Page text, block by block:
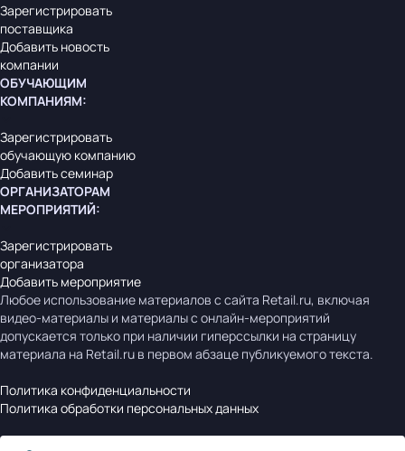
Зарегистрировать
поставщика
Добавить новость
компании
ОБУЧАЮЩИМ
КОМПАНИЯМ:
Зарегистрировать
обучающую компанию
Добавить семинар
ОРГАНИЗАТОРАМ
МЕРОПРИЯТИЙ:
Зарегистрировать
организатора
Добавить мероприятие
Любое использование материалов с сайта Retail.ru, включая
видео-материалы и материалы с онлайн-мероприятий
допускается только при наличии гиперссылки на страницу
материала на Retail.ru в первом абзаце публикуемого текста.
Политика конфиденциальности
Политика обработки персональных данных